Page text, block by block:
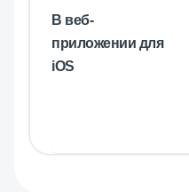
В веб-
приложении для
iOS